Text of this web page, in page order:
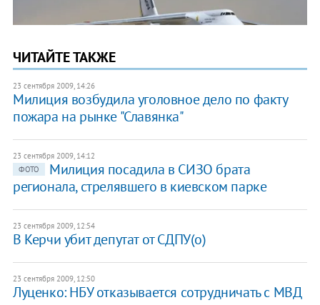
ЧИТАЙТЕ ТАКЖЕ
23 сентября 2009, 14:26
Милиция возбудила уголовное дело по факту
пожара на рынке "Славянка"
23 сентября 2009, 14:12
ФОТО
Милиция посадила в СИЗО брата
регионала, стрелявшего в киевском парке
23 сентября 2009, 12:54
В Керчи убит депутат от СДПУ(о)
23 сентября 2009, 12:50
Луценко: НБУ отказывается сотрудничать с МВД